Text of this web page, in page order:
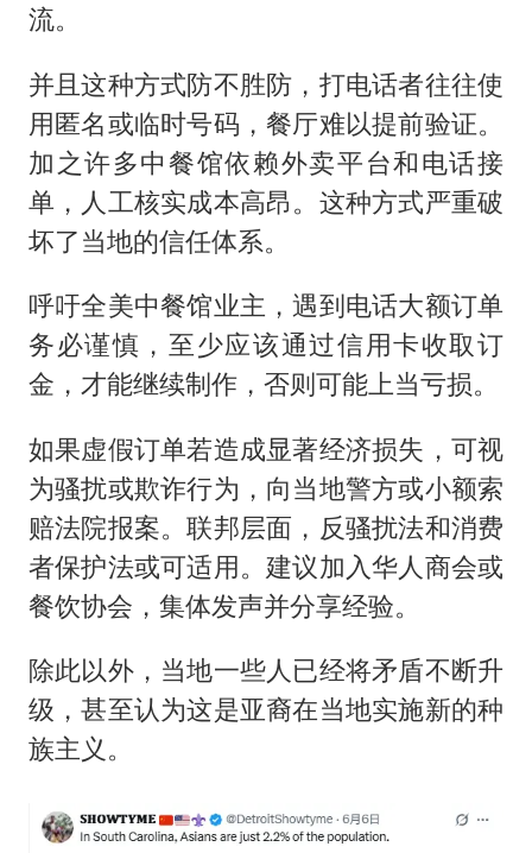
流。
并且这种方式防不胜防，打电话者往往使
用匿名或临时号码，餐厅难以提前验证。
加之许多中餐馆依赖外卖平台和电话接
单，人工核实成本高昂。这种方式严重破
坏了当地的信任体系。
呼吁全美中餐馆业主，遇到电话大额订单
务必谨慎，至少应该通过信用卡收取订
金，才能继续制作，否则可能上当亏损。
如果虚假订单若造成显著经济损失，可视
为骚扰或欺诈行为，向当地警方或小额索
赔法院报案。联邦层面，反骚扰法和消费
者保护法或可适用。建议加入华人商会或
餐饮协会，集体发声并分享经验。
除此以外，当地一些人已经将矛盾不断升
级，甚至认为这是亚裔在当地实施新的种
族主义。